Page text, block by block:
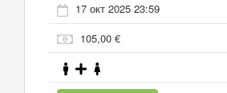
17 окт 2025 23:59
105,00 €